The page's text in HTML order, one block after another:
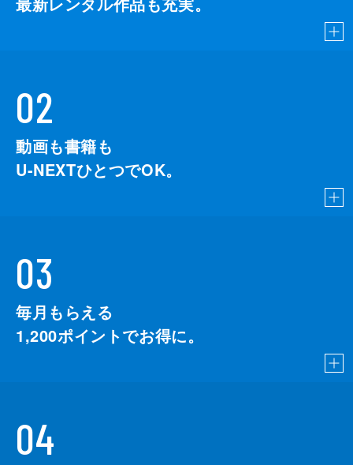
02
動画も書籍も
U-NEXTひとつでOK。
03
毎月もらえる
1,200ポイントでお得に。
04